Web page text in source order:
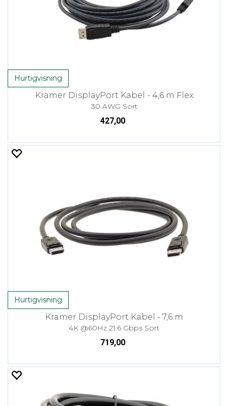
Hurtigvisning
Kramer DisplayPort Kabel - 4,6 m Flex
30 AWG Sort
427,00
Hurtigvisning
Kramer DisplayPort Kabel - 7,6 m
4K @60Hz 21.6 Gbps Sort
719,00